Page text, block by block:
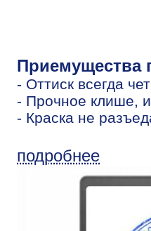
Приемущества
- Оттиск всегда
- Прочное клише,
- Краска не
подробнее